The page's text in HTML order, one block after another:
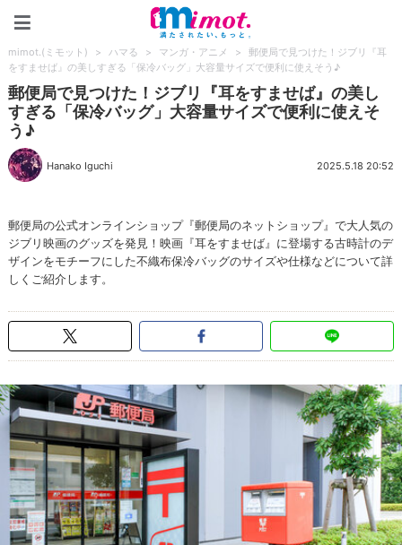
mimot.(ミモット) > ハマる > マンガ・アニメ >
郵便局で見つけた！ジブリ『耳
をすませば』の美しすぎる「保冷バッグ」大容量サイズで便利に使えそう♪
郵便局で見つけた！ジブリ『耳をすませば』の美し
すぎる「保冷バッグ」大容量サイズで便利に使えそ
う♪
Hanako Iguchi 2025.5.18 20:52
郵便局の公式オンラインショップ『郵便局のネットショップ』で大人気の
ジブリ映画のグッズを発見！映画『耳をすませば』に登場する古時計のデ
ザインをモチーフにした不織布保冷バッグのサイズや仕様などについて詳
しくご紹介します。